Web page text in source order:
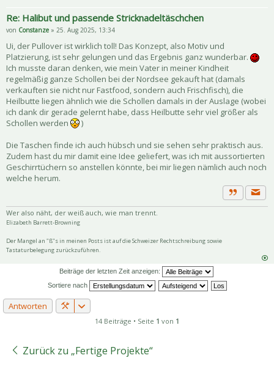
Re: Halibut und passende Stricknadeltäschchen
von Constanze » 25. Aug 2025, 13:34
Ui, der Pullover ist wirklich toll! Das Konzept, also Motiv und
Platzierung, ist sehr gelungen und das Ergebnis ganz wunderbar.
Ich musste daran denken, wie mein Vater in meiner Kindheit
regelmäßig ganze Schollen bei der Nordsee gekauft hat (damals
verkauften sie nicht nur Fastfood, sondern auch Frischfisch), die
Heilbutte liegen ähnlich wie die Schollen damals in der Auslage (wobei
ich dank dir gerade gelernt habe, dass Heilbutte sehr viel größer als
Schollen werden
)
Die Taschen finde ich auch hübsch und sie sehen sehr praktisch aus.
Zudem hast du mir damit eine Idee geliefert, was ich mit aussortierten
Geschirrtüchern so anstellen könnte, bei mir liegen nämlich auch noch
welche herum.
Zitat
Wer also näht, der weiß auch, wie man trennt.
Elizabeth Barrett-Browning
Der Mangel an "ß"s in meinen Posts ist auf die Schweizer Rechtschreibung sowie
Tastaturbelegung zurückzuführen.
Beiträge der letzten Zeit anzeigen:
Sortiere nach
Antworten
14 Beiträge • Seite 1 von 1
Zurück zu „Fertige Projekte“